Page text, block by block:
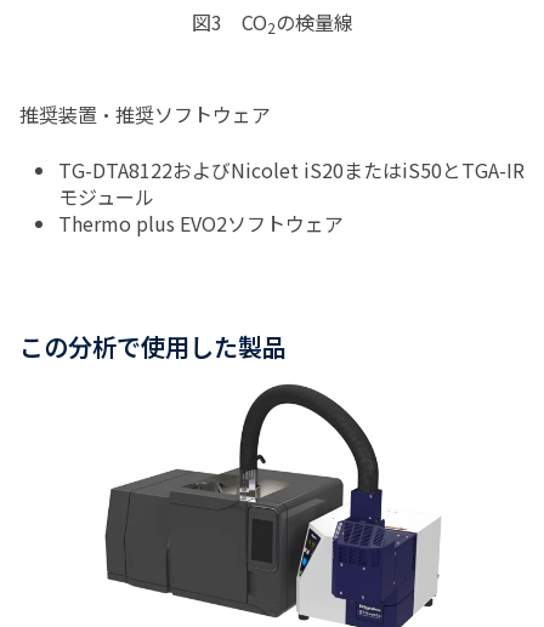
図3 CO2の検量線
推奨装置・推奨ソフトウェア
TG-DTA8122およびNicolet iS20またはiS50とTGA-IR
モジュール
Thermo plus EVO2ソフトウェア
この分析で使用した製品